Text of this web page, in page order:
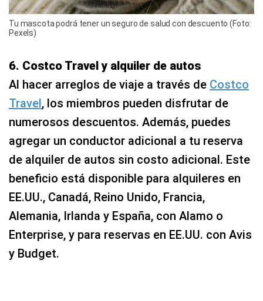
Tu mascota podrá tener un seguro de salud con descuento (Foto:
Pexels)
6. Costco Travel y alquiler de autos
Al hacer arreglos de viaje a través de Costco
Travel, los miembros pueden disfrutar de
numerosos descuentos. Además, puedes
agregar un conductor adicional a tu reserva
de alquiler de autos sin costo adicional. Este
beneficio está disponible para alquileres en
EE.UU., Canadá, Reino Unido, Francia,
Alemania, Irlanda y España, con Alamo o
Enterprise, y para reservas en EE.UU. con Avis
y Budget.